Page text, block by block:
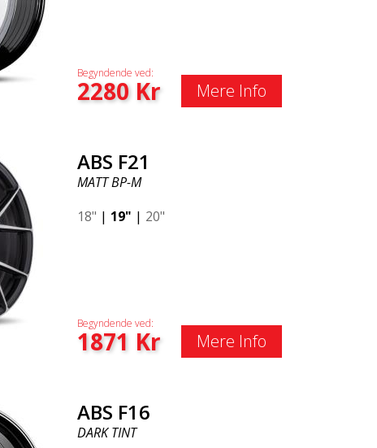
Begyndende ved:
2280Kr Mere Info
ABS F21
MATT BP-M
18" | 19" | 20"
Begyndende ved:
1871 Kr Mere Info
ABS F16
DARK TINT